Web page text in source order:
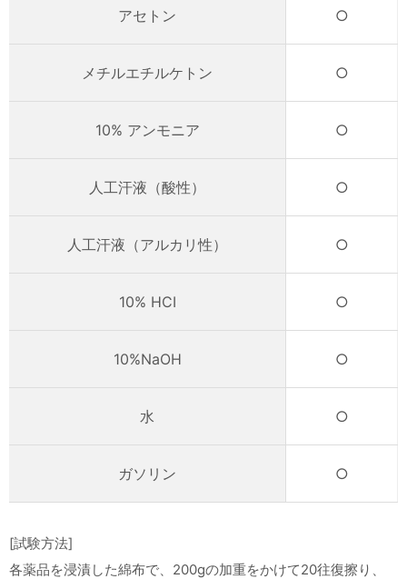
アセトン ○
メチルエチルケトン ○
10% アンモニア ○
人工汗液（酸性） ○
人工汗液（アルカリ性） ○
10% HCI ○
10%NaOH ○
水 ○
ガソリン ○
[試験方法]
各薬品を浸漬した綿布で、200gの加重をかけて20往復擦り、